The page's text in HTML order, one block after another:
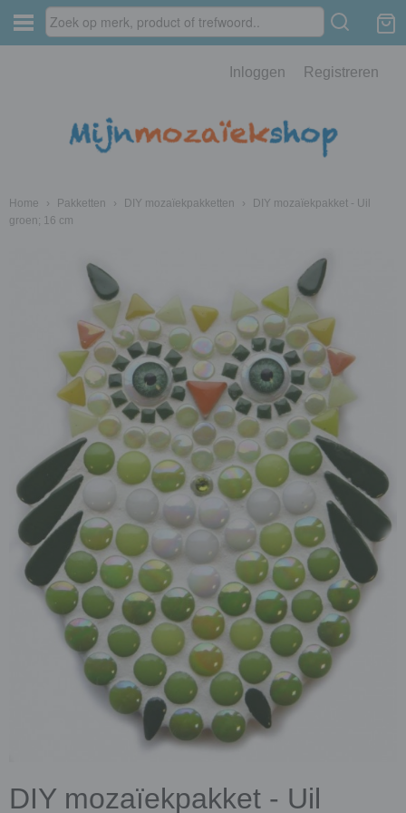
Inloggen Registreren
Home › Pakketten › DIY mozaïekpakketten ›
DIY mozaïekpakket - Uil
groen; 16 cm
DIY mozaïekpakket - Uil